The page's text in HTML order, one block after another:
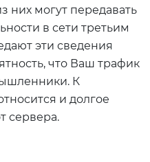
них могут передавать
в сети третьим
эти сведения
что Ваш трафик
К
и долгое
сервера.